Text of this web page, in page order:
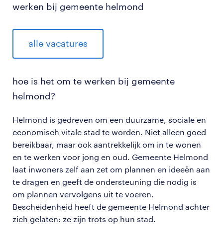
werken bij gemeente helmond
alle vacatures
hoe is het om te werken bij gemeente
helmond?
Helmond is gedreven om een duurzame, sociale en
economisch vitale stad te worden. Niet alleen goed
bereikbaar, maar ook aantrekkelijk om in te wonen
en te werken voor jong en oud. Gemeente Helmond
laat inwoners zelf aan zet om plannen en ideeën aan
te dragen en geeft de ondersteuning die nodig is
om plannen vervolgens uit te voeren.
Bescheidenheid heeft de gemeente Helmond achter
zich gelaten: ze zijn trots op hun stad.